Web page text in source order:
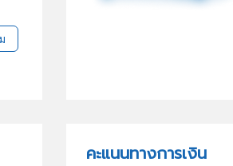
คะแนนทางการเงิน